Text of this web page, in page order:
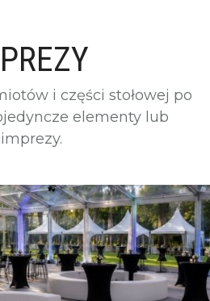
i części stołowej po
elementy lub